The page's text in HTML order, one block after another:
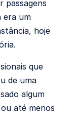
passagens
era um
hoje
que
de uma
algum
até menos